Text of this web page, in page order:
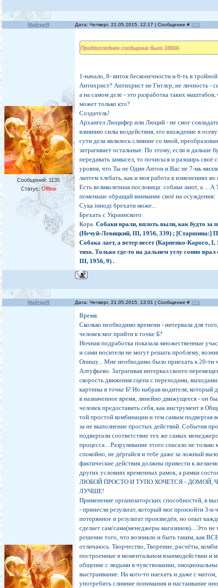
МайтреЯ Дата: Четверг, 21.05.2015, 12:17 | Сообщение #273
Сообщений: 1135
Статус:Offline
Предпоследнее сообщение было 18666
1-начало, 8- виток бесконечности и 6-ть в
Антихрист? Антихрист не Гитлер, не личность -
а на самом деле - это разработка таких
может только кто?
Создатель!
Архангел Люцифер или Люций - не смог
влиянию силы воздействия, его вхождение в
сути дела являлось слияние со мной,
затрагивает остальные. По этому, если и дальше
передавать замысел, то почисься и разширь своё
уровня, что Ты не Один Антон и Вас не 7-мь
лаптем хлебать, как и моя работа в изменениях во
Есть великолепная пословица: собаки лают, а ... А
поменьше обращай внимание своё на осуждения:
Сука iннодi брехати може...
Брехать с Украинского:
Кора.Собаки врали, вплоть выли, как будто за
(Нечуй-Левицкий, III, 1956, 339) ; [Старшина:]
Собака лает, а ветер несет (Карпенко-Карого,
тихо. Только где-то на дальнем углу сонно
III, 1956, 9) .
МайтреЯ Дата: Четверг, 21.05.2015, 13:01 | Сообщение #274
Время.
Сколько необходимо времени - интервала для
человек мог прийти к точке Б?
Ночная подработка показала множественные
и сами носители не могут решать проблему,
Опишу... Мне необходимо было приехать к 20-ти
Алтуфьево. Затрагивая интервал своего
скорость движения сцепа с переходами,
картины в точке Б! Но набрав водителя, который
в назначенное время, линейно движущееся - он
человек предоставить себя, как инструмент в
той простой комбинации и тем самым подвергая
за не выполнение простых действий. События
подвергали соответствие тех же самых
процесса... Разруливание этого спасало не
спокойно, не дёргайся и тебе даже за ложный
фактические действия должны привести к
других условиях временных рамок, а рамки
ЛЮБОЙ ПРОСТО И ТУПО ХОЧЕТСЯ - ДОМОЙ,
ЛУЧШЕ!
Применение организаторских способностей, в
- принесли результат, который мог произойти 3-и
потерянное и результат произведён, но опыт
сделает сам/сама(менеджеры магазинов)... Это
решение того, что возникло и быть таким, как
отличаюсь. Творчество, Творение, расчёты,
построенные в моментальном взаимодействии и
общение с людьми в чувствовании,
выстраивание. На кого-то наехать и даже с матом,
употребить слияние понимания и настаивание